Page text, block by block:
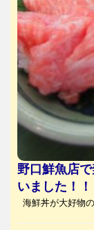
野口鮮魚店
いました！
海鮮丼が大好物